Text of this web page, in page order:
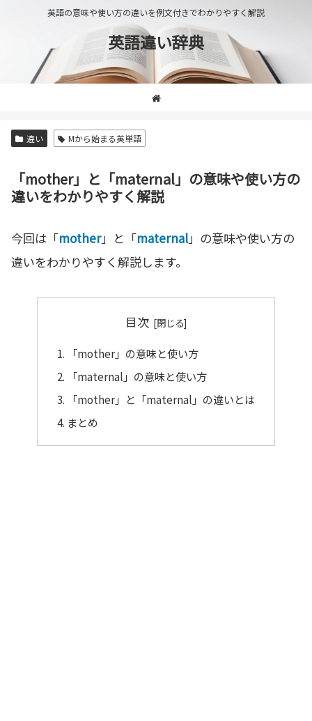
英語の意味や使い方の違いを例文付きでわかりやすく解説
英語違い辞典
違い Mから始まる英単語
「mother」と「maternal」の意味や使い方の
違いをわかりやすく解説
今回は「mother」と「maternal」の意味や使い方の
違いをわかりやすく解説します。
目次
「mother」の意味と使い方
「maternal」の意味と使い方
「mother」と「maternal」の違いとは
まとめ